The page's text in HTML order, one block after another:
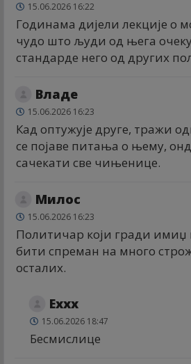
15.06.2026 16:22
Годинама дијели лекције о
чудо што људи од њега
стандарде него од других
Владе
15.06.2026 16:23
Кад оптужује друге, тражи
се појаве питања о њему,
сачекати све чињенице.
Милос
15.06.2026 16:23
Политичар који гради
бити спреман на много
осталих.
Еххх
15.06.2026 18:47
Бесмислице